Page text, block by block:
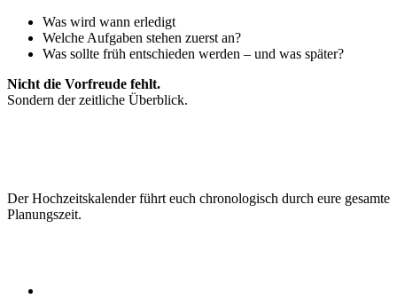
Was wird wann erledigt
Welche Aufgaben stehen zuerst an?
Was sollte früh entschieden werden – und was später?
Nicht die Vorfreude fehlt.
Sondern der zeitliche Überblick.
Der Hochzeitskalender führt euch chronologisch durch eure gesamte
Planungszeit.